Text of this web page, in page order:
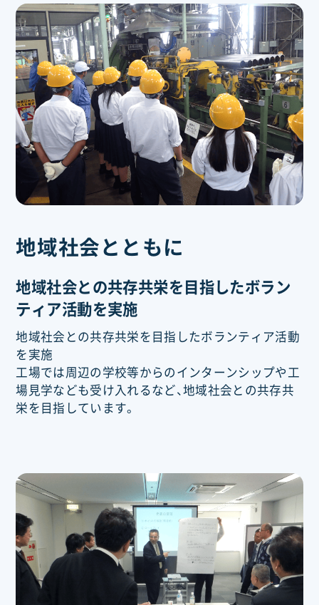
地域社会とともに
地域社会との共存共栄を目指したボラン
ティア活動を実施
地域社会との共存共栄を目指したボランティア活動
を実施
工場では周辺の学校等からのインターンシップや工
場見学なども受け入れるなど、地域社会との共存共
栄を目指しています。